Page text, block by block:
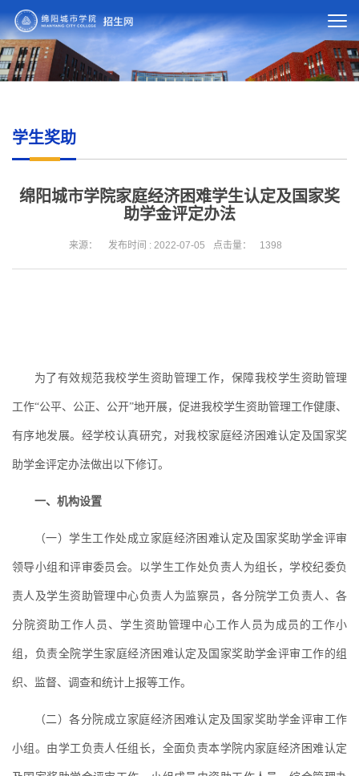
学生奖助
绵阳城市学院家庭经济困难学生认定及国家奖
助学金评定办法
来源： 发布时间 : 2022-07-05 点击量： 1398
为了有效规范我校学生资助管理工作，保障我校学生资助管理
工作“公平、公正、公开”地开展，促进我校学生资助管理工作健康、
有序地发展。经学校认真研究，对我校家庭经济困难认定及国家奖
助学金评定办法做出以下修订。
一、机构设置
（一）学生工作处成立家庭经济困难认定及国家奖助学金评审
领导小组和评审委员会。以学生工作处负责人为组长，学校纪委负
责人及学生资助管理中心负责人为监察员，各分院学工负责人、各
分院资助工作人员、学生资助管理中心工作人员为成员的工作小
组，负责全院学生家庭经济困难认定及国家奖助学金评审工作的组
织、监督、调查和统计上报等工作。
（二）各分院成立家庭经济困难认定及国家奖助学金评审工作
小组。由学工负责人任组长，全面负责本学院内家庭经济困难认定